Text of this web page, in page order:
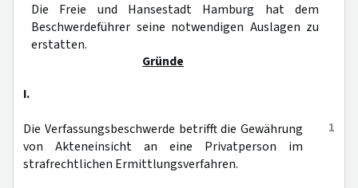
Die Freie und Hansestadt Hamburg hat dem
Beschwerdeführer seine notwendigen Auslagen zu
erstatten.
Gründe
I.
1
Die Verfassungsbeschwerde betrifft die Gewährung
von Akteneinsicht an eine Privatperson im
strafrechtlichen Ermittlungsverfahren.